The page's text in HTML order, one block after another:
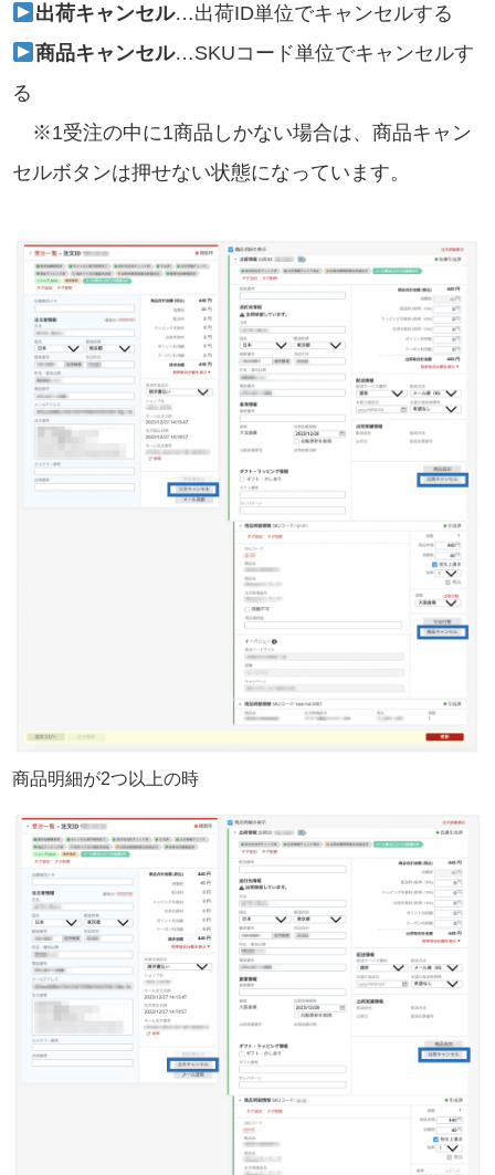
出荷キャンセル…出荷ID単位でキャンセルする
商品キャンセル…SKUコード単位でキャンセルす
る
※1受注の中に1商品しかない場合は、商品キャン
セルボタンは押せない状態になっています。
商品明細が2つ以上の時